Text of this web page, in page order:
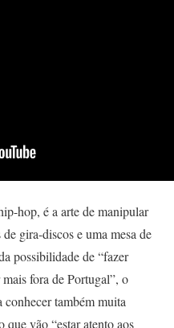
hop, é a arte de manipular
gira-discos e uma mesa de
possibilidade de “fazer
fora de Portugal”, o
também muita
que vão “estar atento aos